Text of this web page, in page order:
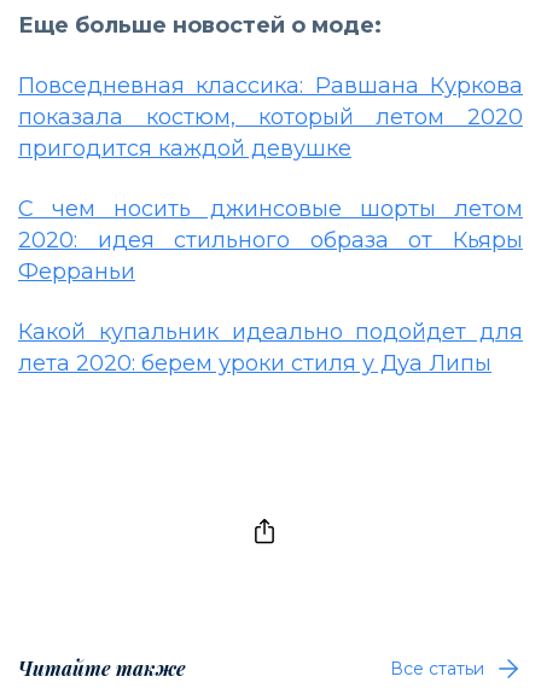
Еще больше новостей о моде:
Повседневная классика: Равшана Куркова
показала костюм, который летом 2020
пригодится каждой девушке
С чем носить джинсовые шорты летом
2020: идея стильного образа от Кьяры
Ферраньи
Какой купальник идеально подойдет для
лета 2020: берем уроки стиля у Дуа Липы
Читайте также Все статьи